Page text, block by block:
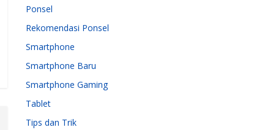
Ponsel
Rekomendasi Ponsel
Smartphone
Smartphone Baru
Smartphone Gaming
Tablet
Tips dan Trik